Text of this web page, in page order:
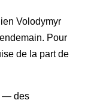
Volodymyr
Pour
de la part de
— des